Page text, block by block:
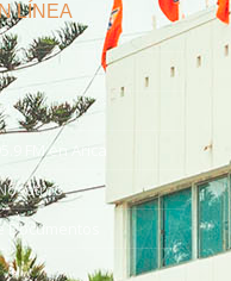
LÍNEA
FM en Arica